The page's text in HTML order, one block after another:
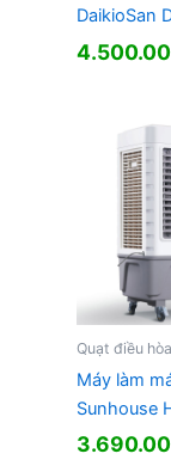
DaikioSan
Quạt điều hòa
Máy làm
Sunhouse